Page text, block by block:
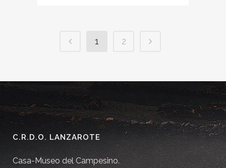
1 2
C.R.D.O. LANZAROTE
Casa-Museo del Campesino.